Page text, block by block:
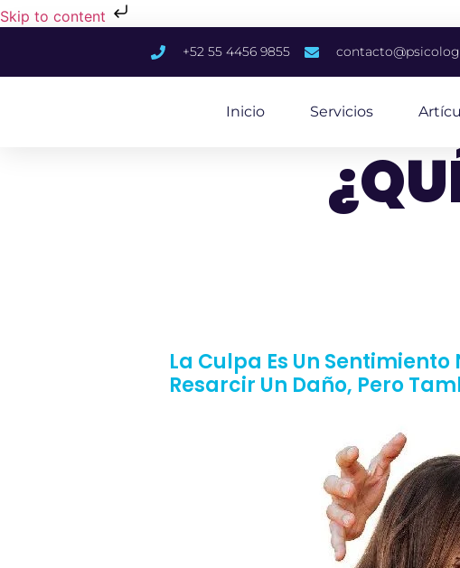
Skip to content
+52 55 4456 9855
Inicio Servicios
La Culpa Es Un
Resarcir Un Daño, Pero